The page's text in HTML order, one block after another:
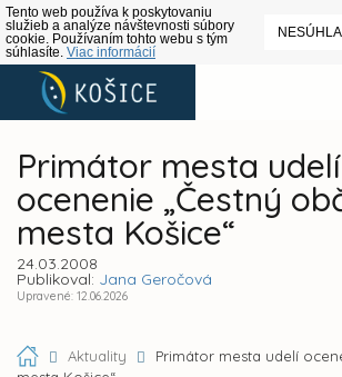
Tento web používa k poskytovaniu
služieb a analýze návštevnosti súbory
cookie. Používaním tohto webu s tým
súhlasíte. Viac informácií
Primátor mesta udelí
ocenenie „Čestný
mesta Košice“
24.03.2008
Publikoval: Jana Geročová
Upravené: 12.06.2026
Aktuality
Primátor mesta udelí